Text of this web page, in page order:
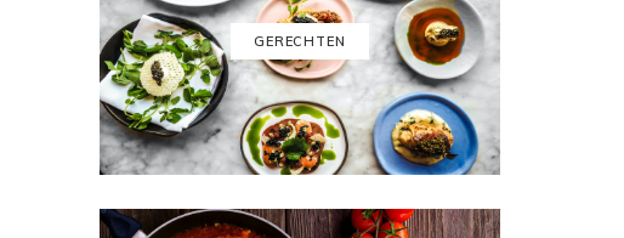
GERECHTEN